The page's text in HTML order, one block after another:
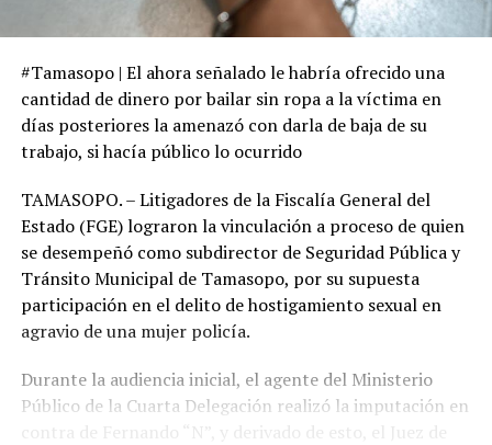
#Tamasopo | El ahora señalado le habría ofrecido una
cantidad de dinero por bailar sin ropa a la víctima en
días posteriores la amenazó con darla de baja de su
trabajo, si hacía público lo ocurrido
TAMASOPO. – Litigadores de la Fiscalía General del
Estado (FGE) lograron la vinculación a proceso de quien
se desempeñó como subdirector de Seguridad Pública y
Tránsito Municipal de Tamasopo, por su supuesta
participación en el delito de hostigamiento sexual en
agravio de una mujer policía.
Durante la audiencia inicial, el agente del Ministerio
Público de la Cuarta Delegación realizó la imputación en